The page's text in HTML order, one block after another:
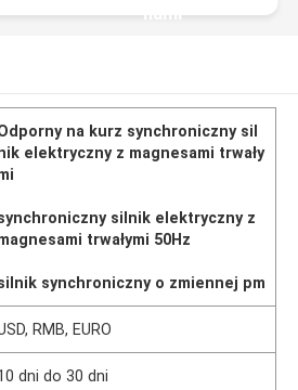
nami
na kurz synchroniczny sil
elektryczny z magnesami trwały
silnik elektryczny z
trwałymi 50Hz
synchroniczny o zmiennej pm
RMB, EURO
dni do 30 dni